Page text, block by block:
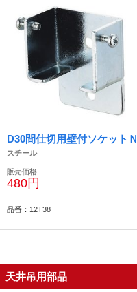
D30間仕切用壁付ソケットＮ
スチール
販売価格
480円
品番：12T38
天井吊用部品